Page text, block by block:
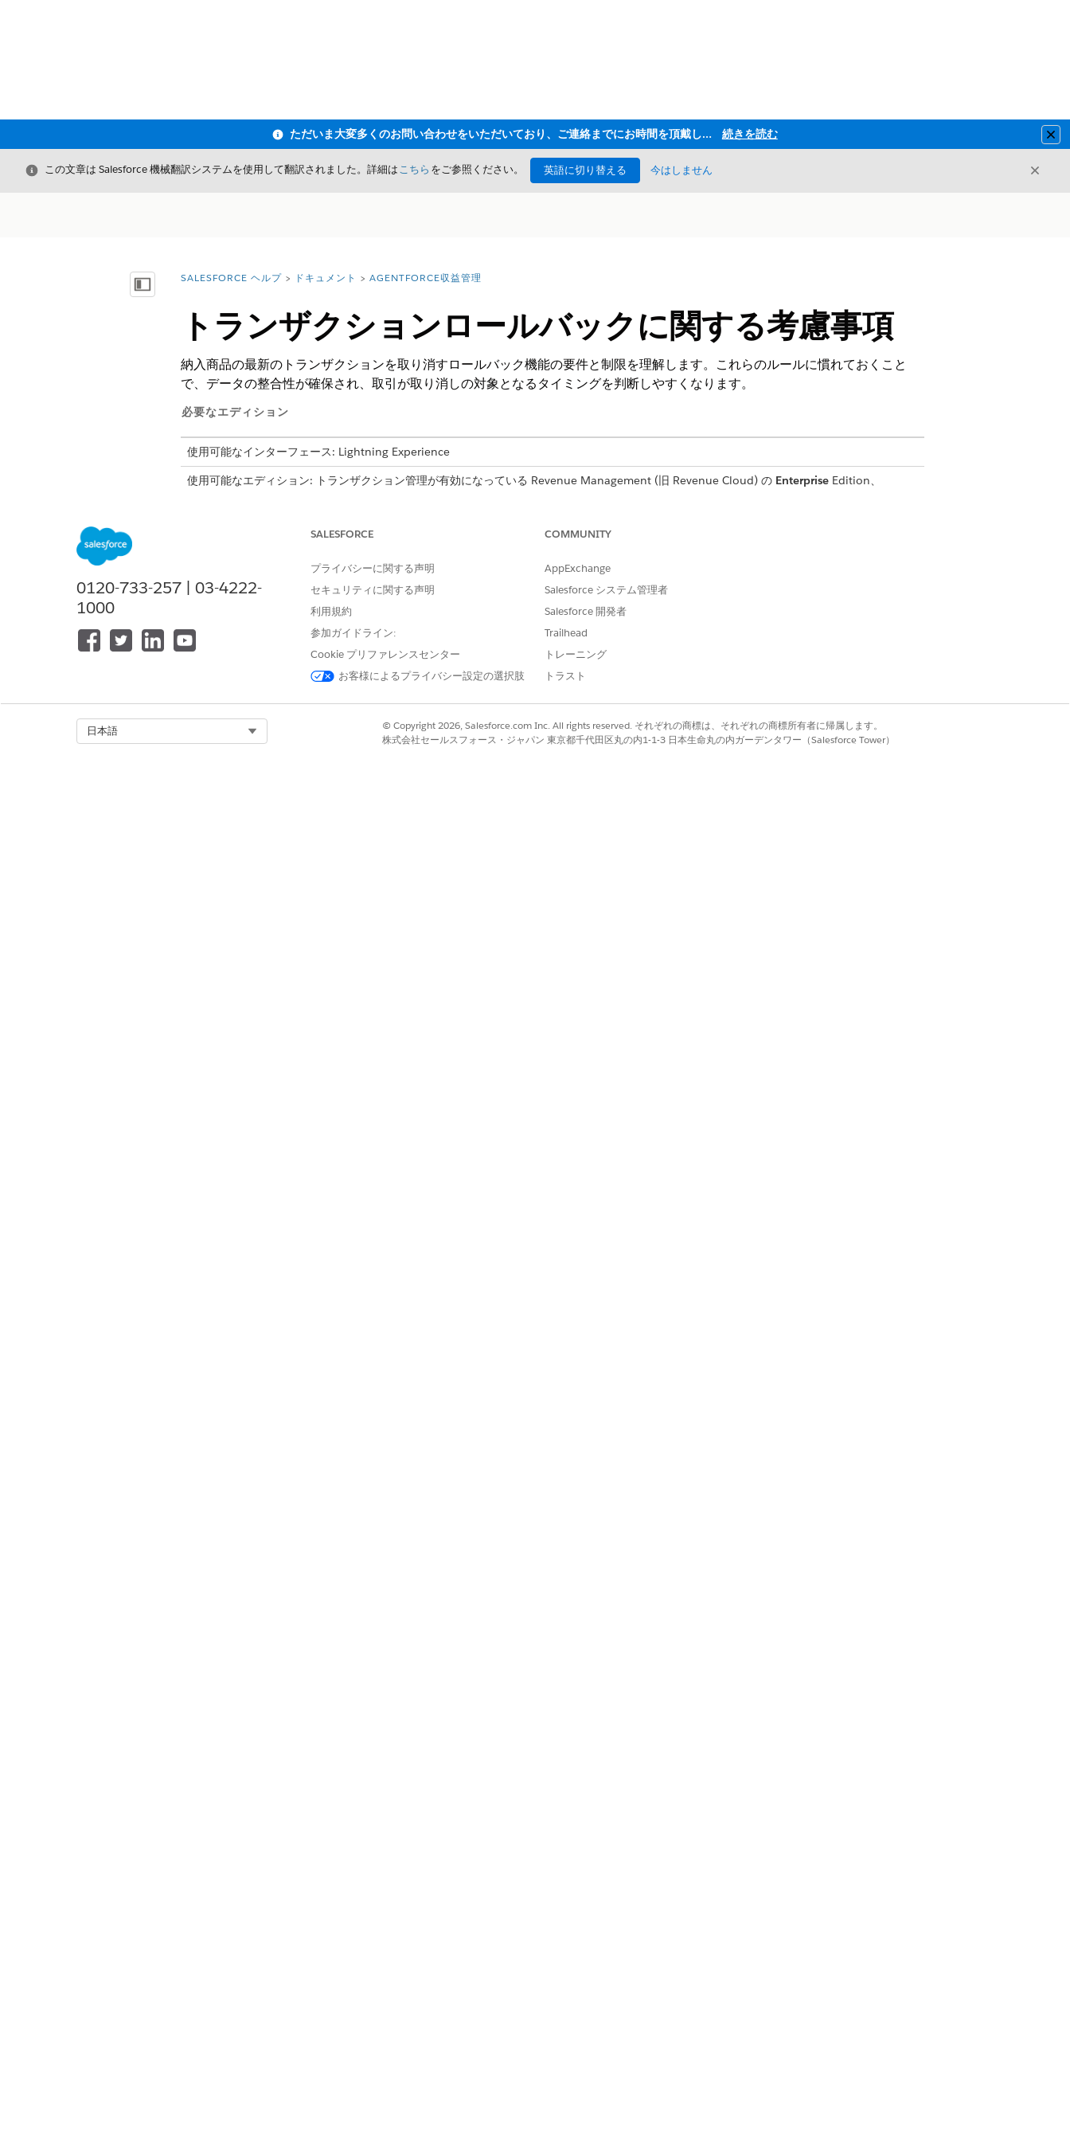
ただいま大変多くのお問い合わせをいただいており、ご連絡までにお時間を頂戴しております 続きを読む
閉じる
この文章は Salesforce 機械翻訳システムを使用して翻訳されました。詳細はこちら をご参照ください。 英語に切り替える 今はしません 閉じる
目次を表示詳細情報:
SALESFORCE ヘルプ ドキュメント AGENTFORCE収益管理
トランザクションロールバックに関する考慮事項
納入商品の最新のトランザクションを取り消すロールバック機能の要件と制限を理解します。これらのルールに慣れておくこと
で、データの整合性が確保され、取引が取り消しの対象となるタイミングを判断しやすくなります。
必要なエディション
使用可能なインターフェース: Lightning Experience
使用可能なエディション: トランザクション管理が有効になっている Revenue Management (旧 Revenue Cloud)の EnterpriseEdition、
ロールバックの対象資格と使用量
ロールバックを開始する前に、次の重要な制約と動作を確認してください。
タイミングの制限: 開始されていない将来の日付のトランザクションのみをロールバックします。開始日が過去または今日である場合、最後のト
ランザクションのロールバックは禁止されます。
バンドル制約: ロールバックルールはバンドル内の子商品に適用されます。子商品の更新または修正が開始されている場合、バンドルトランザク
ション全体をロールバックすることはできません。
従来のデータ: Salesforce Winter '26 リリースより前に作成されたアセットはロールバックできません。
アクションの順序: ロールバックアクションは常に最新または最後のトランザクションに適用されます。複数のロールバックを実行して、トラン
ザクションを順次元に戻すことができます。最後のトランザクションをロールバックしたら、次の最新のトランザクションをロールバックできま
0120-733-257 | 03-4222-
1000
SALESFORCE
プライバシーに関する声明
セキュリティに関する声明
利用規約
参加ガイドライン:
Cookie プリファレンスセンター
お客様によるプライバシー設定の選択肢
COMMUNITY
AppExchange
Salesforce システム管理者
Salesforce 開発者
Trailhead
トレーニング
トラスト
日本語
© Copyright 2026, Salesforce.com Inc. All rights reserved. それぞれの商標は、それぞれの商標所有者に帰属します。
株式会社セールスフォース・ジャパン 東京都千代田区丸の内1-1-3 日本生命丸の内ガーデンタワー（Salesforce Tower）